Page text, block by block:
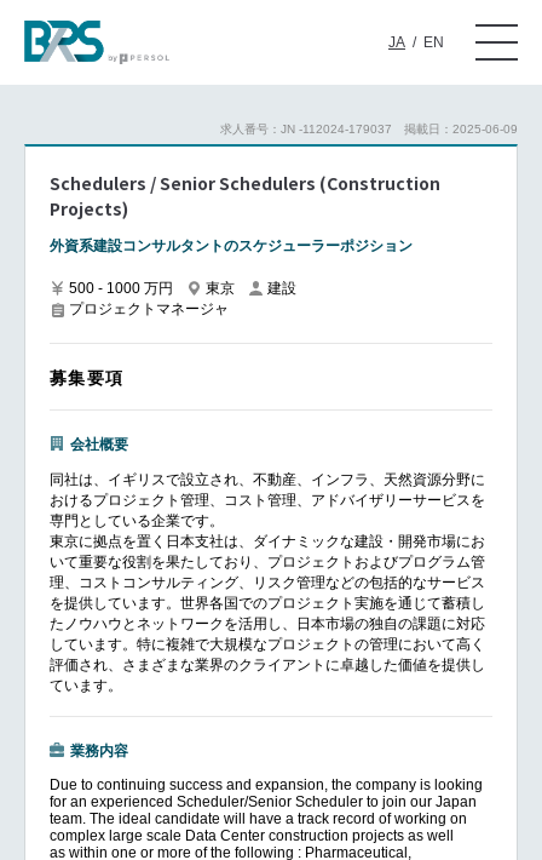
JA / EN
求人番号：JN -112024-179037 掲載日：2025-06-09
Schedulers / Senior Schedulers (Construction
Projects)
外資系建設コンサルタントのスケジューラーポジション
500 - 1000 万円 東京
建設
プロジェクトマネージャ
募集要項
会社概要
同社は、イギリスで設立され、不動産、インフラ、天然資源分野に
おけるプロジェクト管理、コスト管理、アドバイザリーサービスを
専門としている企業です。
東京に拠点を置く日本支社は、ダイナミックな建設・開発市場にお
いて重要な役割を果たしており、プロジェクトおよびプログラム管
理、コストコンサルティング、リスク管理などの包括的なサービス
を提供しています。世界各国でのプロジェクト実施を通じて蓄積し
たノウハウとネットワークを活用し、日本市場の独自の課題に対応
しています。特に複雑で大規模なプロジェクトの管理において高く
評価され、さまざまな業界のクライアントに卓越した価値を提供し
ています。
業務内容
Due to continuing success and expansion, the company is looking
for an experienced Scheduler/Senior Scheduler to join our Japan
team. The ideal candidate will have a track record of working on
complex large scale Data Center construction projects as well
as within one or more of the following : Pharmaceutical,